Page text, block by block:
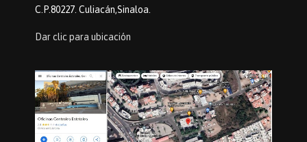
C.P.80227. Culiacán,Sinaloa.
Dar clic para ubicación